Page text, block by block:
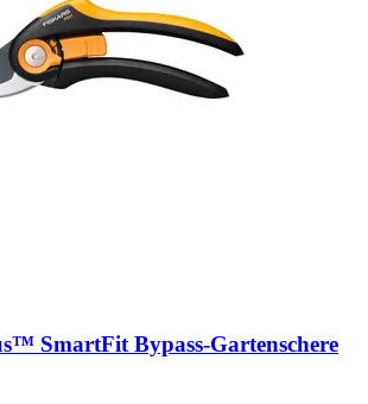
SmartFit Bypass-​Gartenschere